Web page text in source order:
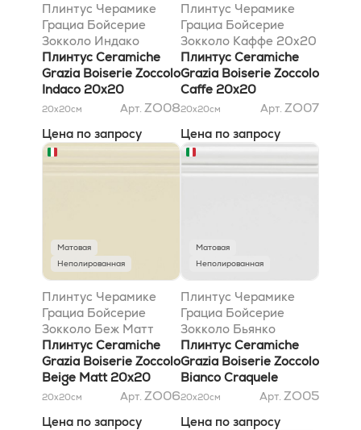
Плинтус Черамике
Грациа Бойсерие
Зокколо Индако
20x20
Плинтус Ceramiche
Grazia Boiserie Zoccolo
Indaco 20x20
20x20см Арт. ZO08
Цена по запросу
Плинтус Черамике
Грациа Бойсерие
Зокколо Каффе 20x20
Плинтус Ceramiche
Grazia Boiserie Zoccolo
Caffe 20x20
20x20см Арт. ZO07
Цена по запросу
Матовая
Неполированная
Плинтус Черамике
Грациа Бойсерие
Зокколо Беж Матт
20x20
Плинтус Ceramiche
Grazia Boiserie Zoccolo
Beige Matt 20x20
20x20см Арт. ZO06
Цена по запросу
Матовая
Неполированная
Плинтус Черамике
Грациа Бойсерие
Зокколо Бьянко
Кракеле 20x20
Плинтус Ceramiche
Grazia Boiserie Zoccolo
Bianco Craquele
20x20
20x20см Арт. ZO05
Цена по запросу